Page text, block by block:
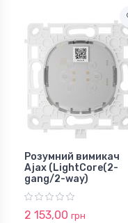
Розумний вимикач
Ajax (LightCore(2-
gang/2-way)
2 153,00 грн